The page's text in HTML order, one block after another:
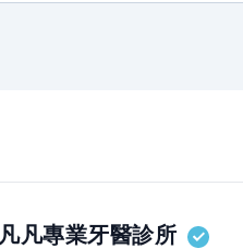
凡凡專業牙醫診所